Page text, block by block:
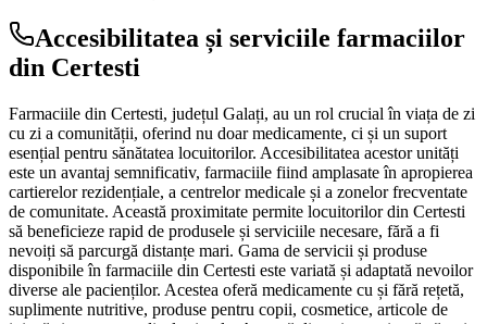
Accesibilitatea și serviciile farmaciilor
din Certesti
Farmaciile din Certesti, județul Galați, au un rol crucial în viața de zi
cu zi a comunității, oferind nu doar medicamente, ci și un suport
esențial pentru sănătatea locuitorilor. Accesibilitatea acestor unități
este un avantaj semnificativ, farmaciile fiind amplasate în apropierea
cartierelor rezidențiale, a centrelor medicale și a zonelor frecventate
de comunitate. Această proximitate permite locuitorilor din Certesti
să beneficieze rapid de produsele și serviciile necesare, fără a fi
nevoiți să parcurgă distanțe mari. Gama de servicii și produse
disponibile în farmaciile din Certesti este variată și adaptată nevoilor
diverse ale pacienților. Acestea oferă medicamente cu și fără rețetă,
suplimente nutritive, produse pentru copii, cosmetice, articole de